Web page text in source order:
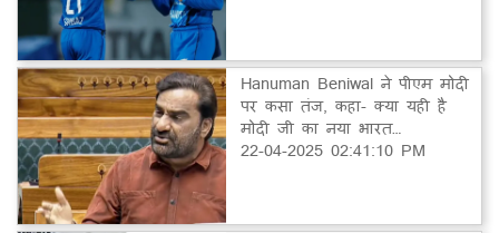
Hanuman Beniwal ने पीएम मोदी
पर कसा तंज, कहा- क्या यही है
मोदी जी का नया भारत…
22-04-2025 02:41:10 PM